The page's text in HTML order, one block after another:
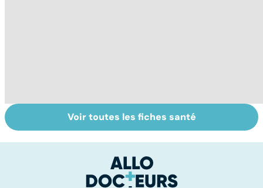
La tuberculose
pulmonaire
Tout savoir sur
les infections
Voir toutes les fiches santé